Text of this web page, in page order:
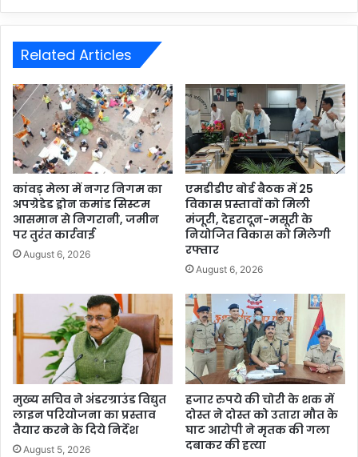
Related Articles
कांवड़ मेला में नगर निगम का
अपग्रेडेड ड्रोन कमांड सिस्टम
आसमान से निगरानी, जमीन
पर तुरंत कार्रवाई
August 6, 2026
एमडीडीए बोर्ड बैठक में 25
विकास प्रस्तावों को मिली
मंजूरी, देहरादून-मसूरी के
नियोजित विकास को मिलेगी
रफ्तार
August 6, 2026
मुख्य सचिव ने अंडरग्राउंड विद्युत
लाइन परियोजना का प्रस्ताव
तैयार करने के दिये निर्देश
August 5, 2026
हजार रुपये की चोरी के शक में
दोस्त ने दोस्त को उतारा मौत के
घाट आरोपी ने मृतक की गला
दबाकर की हत्या